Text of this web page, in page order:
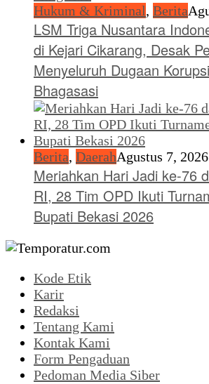
Hukum & Kriminal, Berita
LSM Triga Nusantara
di Kejari Cikarang, Desak
Menyeluruh Dugaan
Bhagasasi
Berita, DaerahAgustus 7, 2026
Meriahkan Hari Jadi ke-76
RI, 28 Tim OPD Ikuti
Bupati Bekasi 2026
Kode Etik
Karir
Redaksi
Tentang Kami
Kontak Kami
Form Pengaduan
Pedoman Media Siber